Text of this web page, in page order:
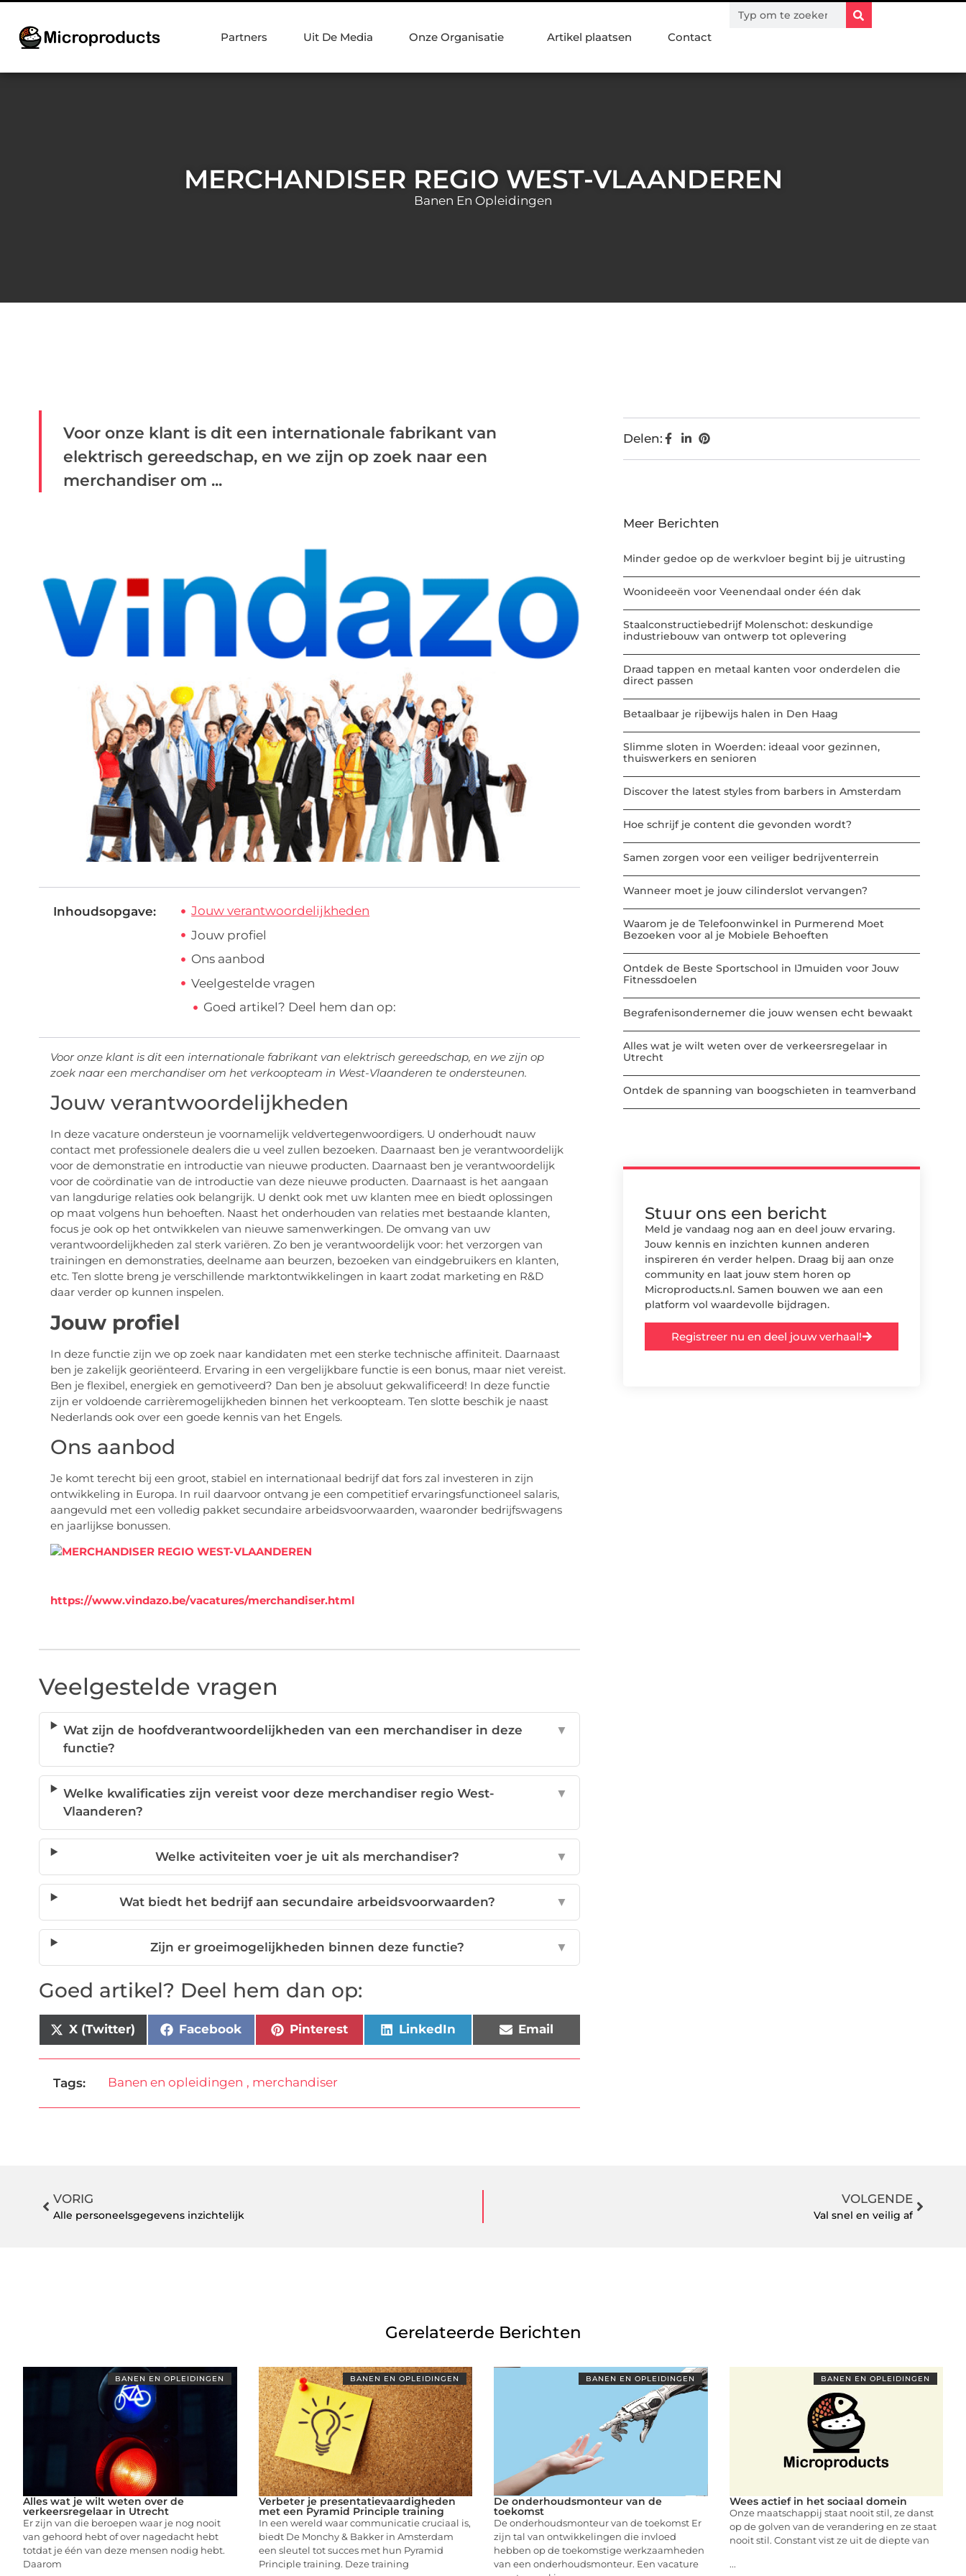
Partners Uit De Media Onze Organisatie Artikel plaatsen Contact
MERCHANDISER REGIO WEST-VLAANDEREN
Banen En Opleidingen
Voor onze klant is dit een internationale fabrikant van
elektrisch gereedschap, en we zijn op zoek naar een
merchandiser om ...
Inhoudsopgave:
Jouw verantwoordelijkheden
Jouw profiel
Ons aanbod
Veelgestelde vragen
Goed artikel? Deel hem dan op:
Voor onze klant is dit een internationale fabrikant van elektrisch gereedschap, en we zijn op
zoek naar een merchandiser om het verkoopteam in West-Vlaanderen te ondersteunen.
Jouw verantwoordelijkheden
In deze vacature ondersteun je voornamelijk veldvertegenwoordigers. U onderhoudt nauw
contact met professionele dealers die u veel zullen bezoeken. Daarnaast ben je verantwoordelijk
voor de demonstratie en introductie van nieuwe producten. Daarnaast ben je verantwoordelijk
voor de coördinatie van de introductie van deze nieuwe producten. Daarnaast is het aangaan
van langdurige relaties ook belangrijk. U denkt ook met uw klanten mee en biedt oplossingen
op maat volgens hun behoeften. Naast het onderhouden van relaties met bestaande klanten,
focus je ook op het ontwikkelen van nieuwe samenwerkingen. De omvang van uw
verantwoordelijkheden zal sterk variëren. Zo ben je verantwoordelijk voor: het verzorgen van
trainingen en demonstraties, deelname aan beurzen, bezoeken van eindgebruikers en klanten,
etc. Ten slotte breng je verschillende marktontwikkelingen in kaart zodat marketing en R&D
daar verder op kunnen inspelen.
Jouw profiel
In deze functie zijn we op zoek naar kandidaten met een sterke technische affiniteit. Daarnaast
ben je zakelijk georiënteerd. Ervaring in een vergelijkbare functie is een bonus, maar niet vereist.
Ben je flexibel, energiek en gemotiveerd? Dan ben je absoluut gekwalificeerd! In deze functie
zijn er voldoende carrièremogelijkheden binnen het verkoopteam. Ten slotte beschik je naast
Nederlands ook over een goede kennis van het Engels.
Ons aanbod
Je komt terecht bij een groot, stabiel en internationaal bedrijf dat fors zal investeren in zijn
ontwikkeling in Europa. In ruil daarvoor ontvang je een competitief ervaringsfunctioneel salaris,
aangevuld met een volledig pakket secundaire arbeidsvoorwaarden, waaronder bedrijfswagens
en jaarlijkse bonussen.
https://www.vindazo.be/vacatures/merchandiser.html
Veelgestelde vragen
Wat zijn de hoofdverantwoordelijkheden van een merchandiser in deze
functie?
▼
Welke kwalificaties zijn vereist voor deze merchandiser regio West-
Vlaanderen?
▼
Welke activiteiten voer je uit als merchandiser? ▼
Wat biedt het bedrijf aan secundaire arbeidsvoorwaarden? ▼
Zijn er groeimogelijkheden binnen deze functie? ▼
Goed artikel? Deel hem dan op:
X (Twitter) Facebook Pinterest LinkedIn Email
Tags: Banen en opleidingen , merchandiser
Delen:
Meer Berichten
Minder gedoe op de werkvloer begint bij je uitrusting
Woonideeën voor Veenendaal onder één dak
Staalconstructiebedrijf Molenschot: deskundige
industriebouw van ontwerp tot oplevering
Draad tappen en metaal kanten voor onderdelen die
direct passen
Betaalbaar je rijbewijs halen in Den Haag
Slimme sloten in Woerden: ideaal voor gezinnen,
thuiswerkers en senioren
Discover the latest styles from barbers in Amsterdam
Hoe schrijf je content die gevonden wordt?
Samen zorgen voor een veiliger bedrijventerrein
Wanneer moet je jouw cilinderslot vervangen?
Waarom je de Telefoonwinkel in Purmerend Moet
Bezoeken voor al je Mobiele Behoeften
Ontdek de Beste Sportschool in IJmuiden voor Jouw
Fitnessdoelen
Begrafenisondernemer die jouw wensen echt bewaakt
Alles wat je wilt weten over de verkeersregelaar in
Utrecht
Ontdek de spanning van boogschieten in teamverband
Stuur ons een bericht
Meld je vandaag nog aan en deel jouw ervaring.
Jouw kennis en inzichten kunnen anderen
inspireren én verder helpen. Draag bij aan onze
community en laat jouw stem horen op
Microproducts.nl. Samen bouwen we aan een
platform vol waardevolle bijdragen.
Registreer nu en deel jouw verhaal!
VORIG
Alle personeelsgegevens inzichtelijk
VOLGENDE
Val snel en veilig af
Gerelateerde Berichten
BANEN EN OPLEIDINGEN
Alles wat je wilt weten over de
verkeersregelaar in Utrecht
Er zijn van die beroepen waar je nog nooit
van gehoord hebt of over nagedacht hebt
totdat je één van deze mensen nodig hebt.
Daarom
BANEN EN OPLEIDINGEN
Verbeter je presentatievaardigheden
met een Pyramid Principle training
In een wereld waar communicatie cruciaal is,
biedt De Monchy & Bakker in Amsterdam
een sleutel tot succes met hun Pyramid
Principle training. Deze training
BANEN EN OPLEIDINGEN
De onderhoudsmonteur van de
toekomst
De onderhoudsmonteur van de toekomst Er
zijn tal van ontwikkelingen die invloed
hebben op de toekomstige werkzaamheden
van een onderhoudsmonteur. Een vacature
BANEN EN OPLEIDINGEN
Wees actief in het sociaal domein
Onze maatschappij staat nooit stil, ze danst
op de golven van de verandering en ze staat
nooit stil. Constant vist ze uit de diepte van
...